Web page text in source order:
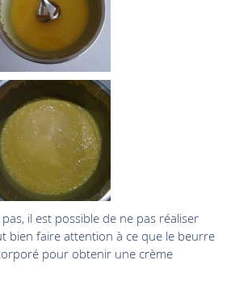
pas, il est possible de ne pas réaliser
bien faire attention à ce que le beurre
pour obtenir une crème